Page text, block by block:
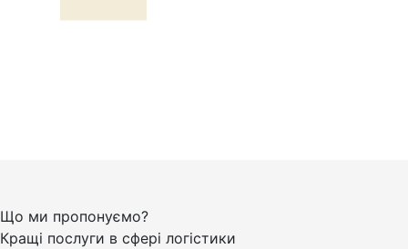
Що ми пропонуємо?
Кращі послуги в сфері логістики